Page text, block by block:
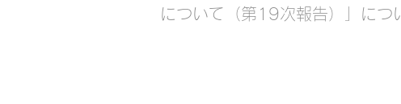
について（第19次報告）」につ